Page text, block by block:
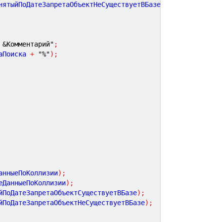
;
+ "%") ;
) ;
) ;
) ;
) ;